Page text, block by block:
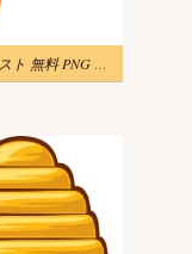
蜂の巣イラスト 無料 PNG 画像 2